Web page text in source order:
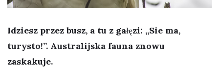
Idziesz przez busz, a tu z gałęzi: „Sie ma,
turysto!”. Australijska fauna znowu
zaskakuje.